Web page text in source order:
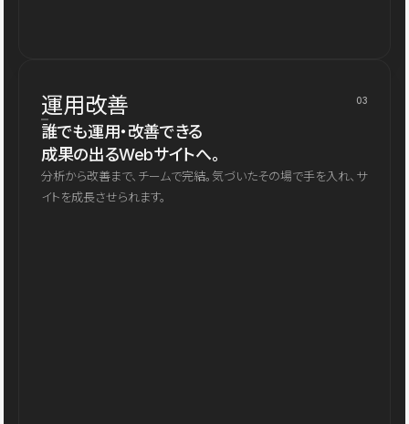
運用改善 03
誰でも運用・改善できる
成果の出るWebサイトへ。
分析から改善まで、チームで完結。気づいたその場で手を入れ、サ
イトを成長させられます。